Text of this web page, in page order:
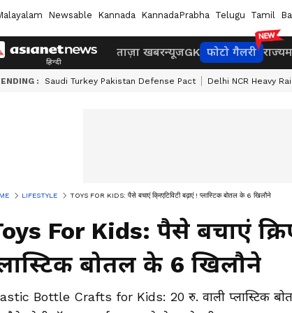
Newsable Kannada KannadaPrabha Telugu Tamil
ताज़ा खबरन्यूजGK फोटो गैलरी राज्य
: Saudi Turkey Pakistan Defense Pact Delhi NCR Heavy
LIFESTYLE TOYS FOR KIDS: पैसे बचाएं क्रिएटिविटी बढ़ाएं ! प्लास्टिक बोतल के 6 खिलौने
For Kids: पैसे बचाएं
बोतल के 6 खिलौने
Bottle Crafts for Kids: 20 रु. वाली प्लास्टिक